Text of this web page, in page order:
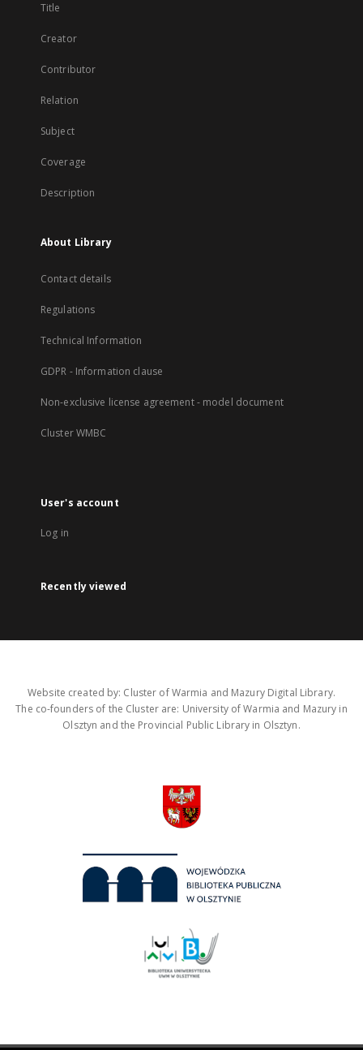
Title
Creator
Contributor
Relation
Subject
Coverage
Description
About Library
Contact details
Regulations
Technical Information
GDPR - Information clause
Non-exclusive license agreement - model document
Cluster WMBC
User's account
Log in
Recently viewed
Website created by: Cluster of Warmia and Mazury Digital Library.
The co-founders of the Cluster are: University of Warmia and Mazury in
Olsztyn and the Provincial Public Library in Olsztyn.